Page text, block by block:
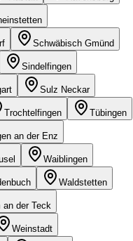
Schwäbisch Gmünd
Sindelfingen
Sulz Neckar
Trochtelfingen Tübingen
an der Enz
Waiblingen
Waldstetten
an der Teck
Weinstadt